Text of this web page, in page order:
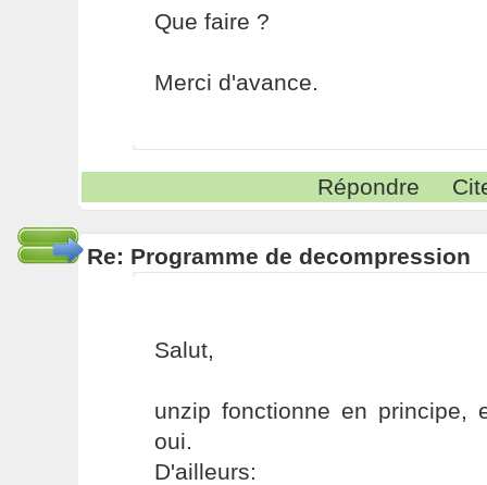
Que faire ?
Merci d'avance.
Répondre
Re: Programme de decompression
Salut,
unzip fonctionne en principe,
oui.
D'ailleurs: